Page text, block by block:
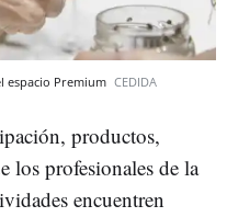
espacio Premium CEDIDA
productos,
los profesionales de la
encuentren